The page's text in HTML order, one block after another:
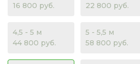
16 800 руб.
22 800 руб.
4,5 - 5 м
44 800 руб.
5 - 5,5 м
58 800 руб.